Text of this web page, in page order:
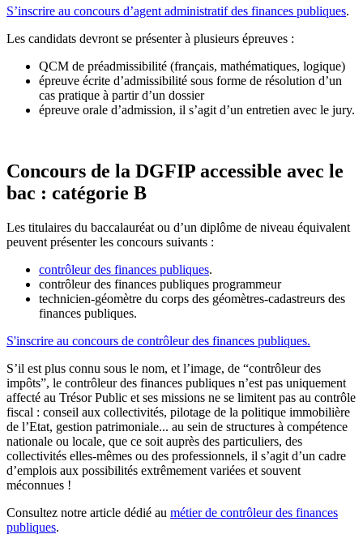
S’inscrire au concours d’agent administratif des finances publiques.
Les candidats devront se présenter à plusieurs épreuves :
QCM de préadmissibilité (français, mathématiques, logique)
épreuve écrite d’admissibilité sous forme de résolution d’un
cas pratique à partir d’un dossier
épreuve orale d’admission, il s’agit d’un entretien avec le jury.
Concours de la DGFIP accessible avec le
bac : catégorie B
Les titulaires du baccalauréat ou d’un diplôme de niveau équivalent
peuvent présenter les concours suivants :
contrôleur des finances publiques.
contrôleur des finances publiques programmeur
technicien-géomètre du corps des géomètres-cadastreurs des
finances publiques.
S'inscrire au concours de contrôleur des finances publiques.
S’il est plus connu sous le nom, et l’image, de “contrôleur des
impôts”, le contrôleur des finances publiques n’est pas uniquement
affecté au Trésor Public et ses missions ne se limitent pas au contrôle
fiscal : conseil aux collectivités, pilotage de la politique immobilière
de l’Etat, gestion patrimoniale... au sein de structures à compétence
nationale ou locale, que ce soit auprès des particuliers, des
collectivités elles-mêmes ou des professionnels, il s’agit d’un cadre
d’emplois aux possibilités extrêmement variées et souvent
méconnues !
Consultez notre article dédié au métier de contrôleur des finances
publiques.